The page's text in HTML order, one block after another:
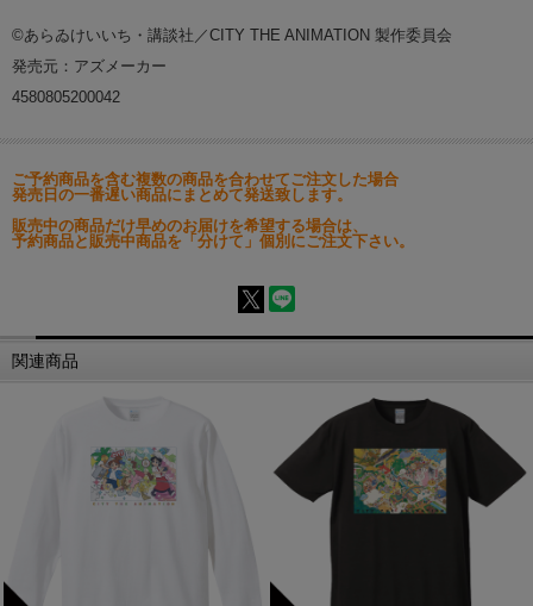
©あらゐけいいち・講談社／CITY THE ANIMATION 製作委員会
発売元：アズメーカー
4580805200042
ご予約商品を含む複数の商品を合わせてご注文した場合
発売日の一番遅い商品にまとめて発送致します。
販売中の商品だけ早めのお届けを希望する場合は、
予約商品と販売中商品を「分けて」個別にご注文下さい。
関連商品